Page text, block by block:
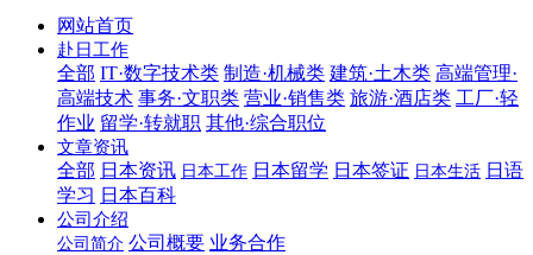
网站首页
赴日工作
全部 IT·数字技术类 制造·机械类 建筑·土木类 高端管理·
高端技术 事务·文职类 营业·销售类 旅游·酒店类 工厂·轻
作业 留学·转就职 其他·综合职位
文章资讯
全部 日本资讯 日本工作 日本留学 日本签证 日本生活 日语
学习 日本百科
公司介绍
公司简介 公司概要 业务合作